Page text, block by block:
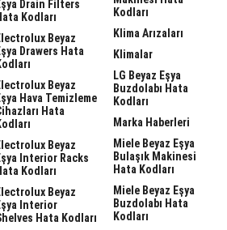
Drain Filters
Kodları
Beyaz
Drawers Hata
Beyaz
Hava Temizleme
Hata
Beyaz
Interior Racks
Kodları
Beyaz
Interior
Hata Kodları
Kodları
Klima Arızaları
Klimalar
LG Beyaz Eşya
Buzdolabı Hata
Kodları
Marka Haberleri
Miele Beyaz Eşya
Bulaşık Makinesi
Hata Kodları
Miele Beyaz Eşya
Buzdolabı Hata
Kodları